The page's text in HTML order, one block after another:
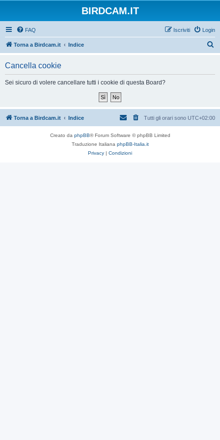
BIRDCAM.IT
FAQ Login
Iscriviti
Torna a Birdcam.it Indice
Cancella cookie
Sei sicuro di volere cancellare tutti i cookie di questa Board?
Torna a Birdcam.it Indice Tutti gli orari sono UTC+02:00
Creato da phpBB® Forum Software © phpBB Limited
Traduzione Italiana phpBB-Italia.it
Privacy | Condizioni